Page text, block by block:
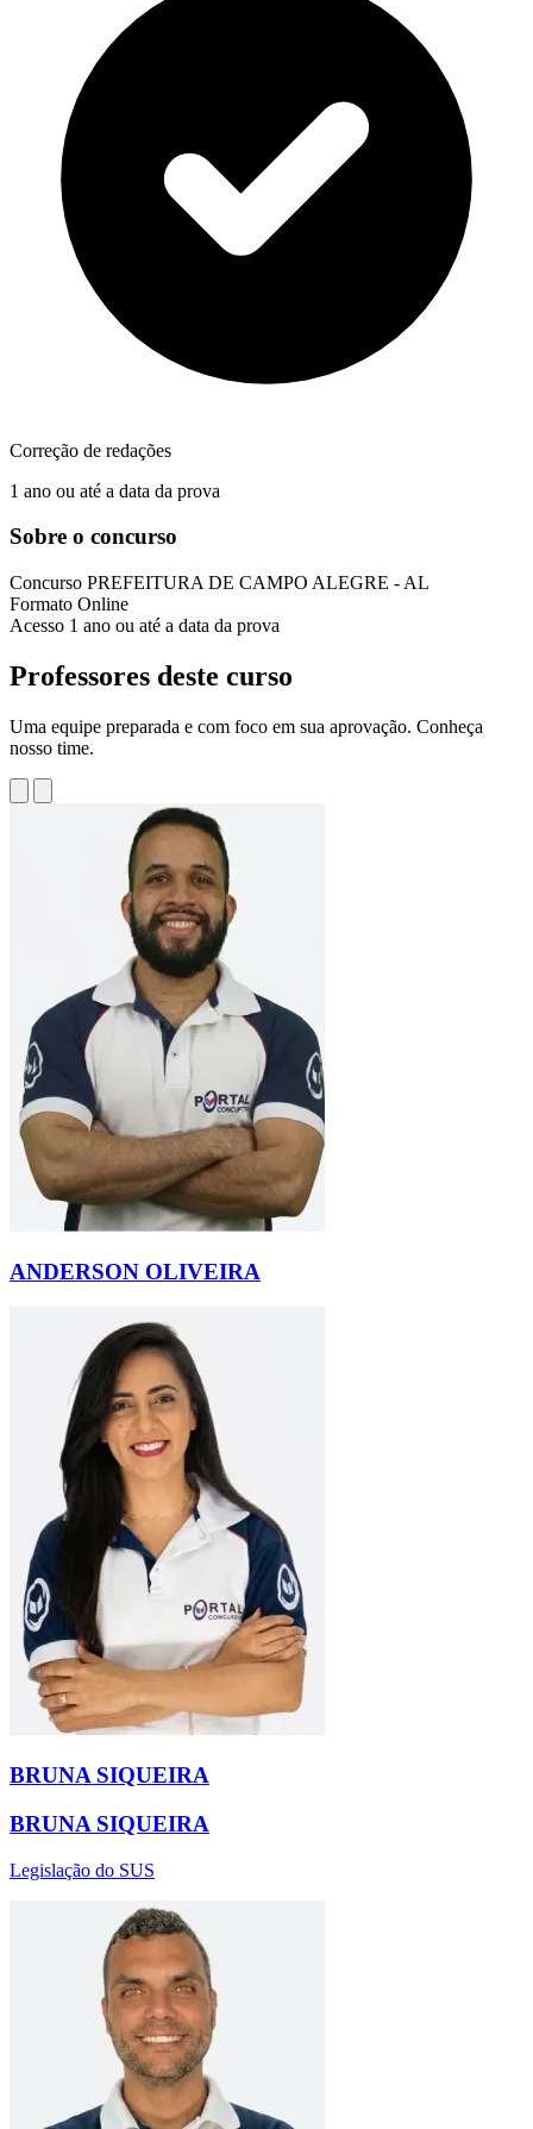
Correção de redações
1 ano ou até a data da prova
Sobre o concurso
Concurso PREFEITURA DE CAMPO ALEGRE - AL
Formato Online
Acesso 1 ano ou até a data da prova
Professores deste curso
Uma equipe preparada e com foco em sua aprovação. Conheça
nosso time.
ANDERSON OLIVEIRA
BRUNA SIQUEIRA
BRUNA SIQUEIRA
Legislação do SUS